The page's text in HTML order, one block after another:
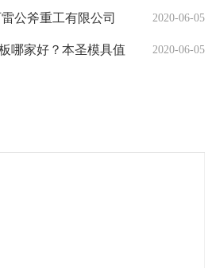
2020-06-05
公斧重工有限公司
2020-06-05
哪家好？本圣模具值